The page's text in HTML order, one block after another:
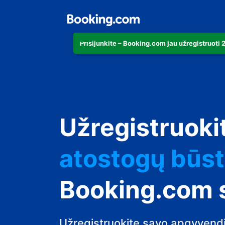
Prisijunkite – Booking.com jau užregistruoti
viešbutį
atostogų
svečių namus
Booking.com